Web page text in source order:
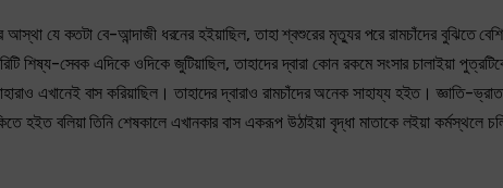
যে কতটা বে-আন্দাজী ধরনের হইয়াছিল, তাহা শ্বশুরের মৃত্যুর পরে রামচাঁদের বুঝিতে
শিষ্য-সেবক এদিকে ওদিকে জুটিয়াছিল, তাহাদের দ্বারা কোন রকমে সংসার চালাইয়া
এখানেই বাস করিয়াছিল। তাহাদের দ্বারাও রামচাঁদের অনেক সাহায্য হইত। জ্ঞাতি-
হইত বলিয়া তিনি শেষকালে এখানকার বাস একরূপ উঠাইয়া বৃদ্ধা মাতাকে লইয়া কর্মস্থলে